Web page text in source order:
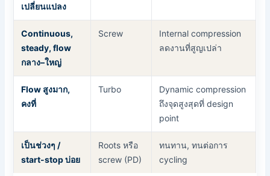
เปลี่ยนแปลง
Continuous,
steady, flow
กลาง–ใหญ่
Screw
Internal compression
ลดงานที่สูญเปล่า
Flow สูงมาก,
คงที่
Turbo
Dynamic compression
ถึงจุดสูงสุดที่ design
point
เป็นช่วงๆ /
start-stop บ่อย
Roots หรือ
screw (PD)
ทนทาน, ทนต่อการ
cycling